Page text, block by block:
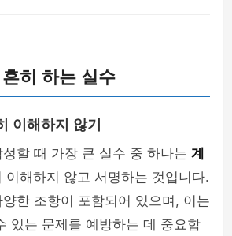
히 하는 실수
이해하지 않기
할 때 가장 큰 실수 중 하나는 계
이해하지 않고 서명하는 것입니다.
한 조항이 포함되어 있으며, 이는
있는 문제를 예방하는 데 중요합